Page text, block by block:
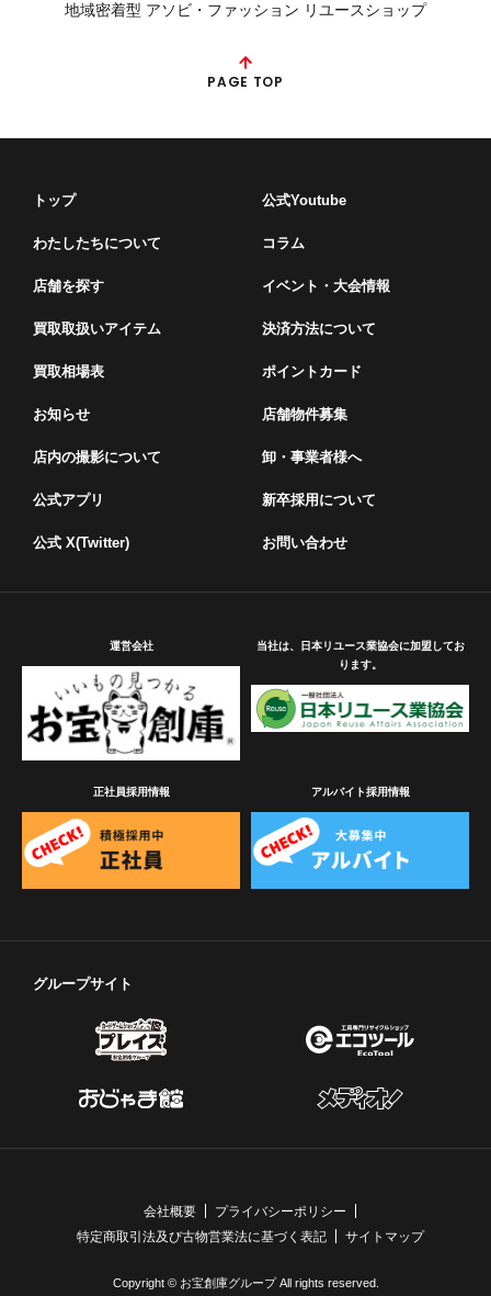
地域密着型 アソビ・ファッション リユースショップ
PAGE TOP
トップ
わたしたちについて
店舗を探す
買取取扱いアイテム
買取相場表
お知らせ
店内の撮影について
公式アプリ
公式 X(Twitter)
公式Youtube
コラム
イベント・⼤会情報
決済方法について
ポイントカード
店舗物件募集
卸・事業者様へ
新卒採用について
お問い合わせ
運営会社
当社は、日本リユース業協会に加盟してお
ります。
正社員採用情報 アルバイト採用情報
グループサイト
会社概要
プライバシーポリシー
特定商取引法及び古物営業法に基づく表記
サイトマップ
Copyright © お宝創庫グループ All rights reserved.